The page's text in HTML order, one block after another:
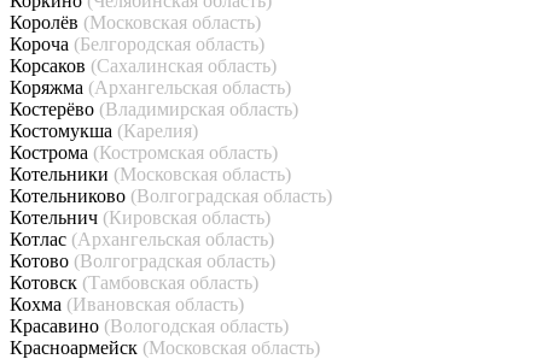
Королёв (Московская область)
Короча (Белгородская область)
Корсаков (Сахалинская область)
Коряжма (Архангельская область)
Костерёво (Владимирская область)
Костомукша (Карелия)
Кострома (Костромская область)
Котельники (Московская область)
Котельниково (Волгоградская область)
Котельнич (Кировская область)
Котлас (Архангельская область)
Котово (Волгоградская область)
Котовск (Тамбовская область)
Кохма (Ивановская область)
Красавино (Вологодская область)
Красноармейск (Московская область)